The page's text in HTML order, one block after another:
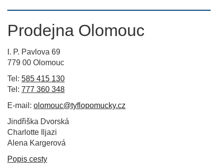
Prodejna Olomouc
I. P. Pavlova 69
779 00 Olomouc
Tel: 585 415 130
Tel: 777 360 348
E-mail: olomouc@tyflopomucky.cz
Jindřiška Dvorská
Charlotte Iljazi
Alena Kargerová
Popis cesty